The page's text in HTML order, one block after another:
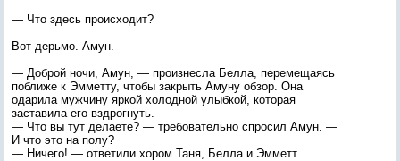
— Что здесь происходит?
Вот дерьмо. Амун.
— Доброй ночи, Амун, — произнесла Белла, перемещаясь
поближе к Эмметту, чтобы закрыть Амуну обзор. Она
одарила мужчину яркой холодной улыбкой, которая
заставила его вздрогнуть.
— Что вы тут делаете? — требовательно спросил Амун. —
И что это на полу?
— Ничего! — ответили хором Таня, Белла и Эмметт.